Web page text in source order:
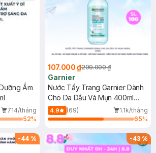
Ẩm
714/tháng
52%
107.000 ₫209.000 ₫
Garnier
Nước Tẩy Trang Garnier Dành
Cho Da Dầu Và Mụn 400ml
(Mới)
4.9 (69)
1.1k/tháng
65%
-44 % -43%